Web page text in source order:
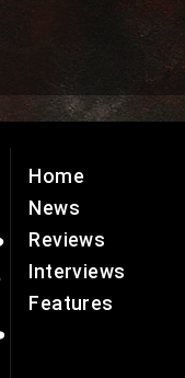
Home
News
Reviews
Interviews
Features